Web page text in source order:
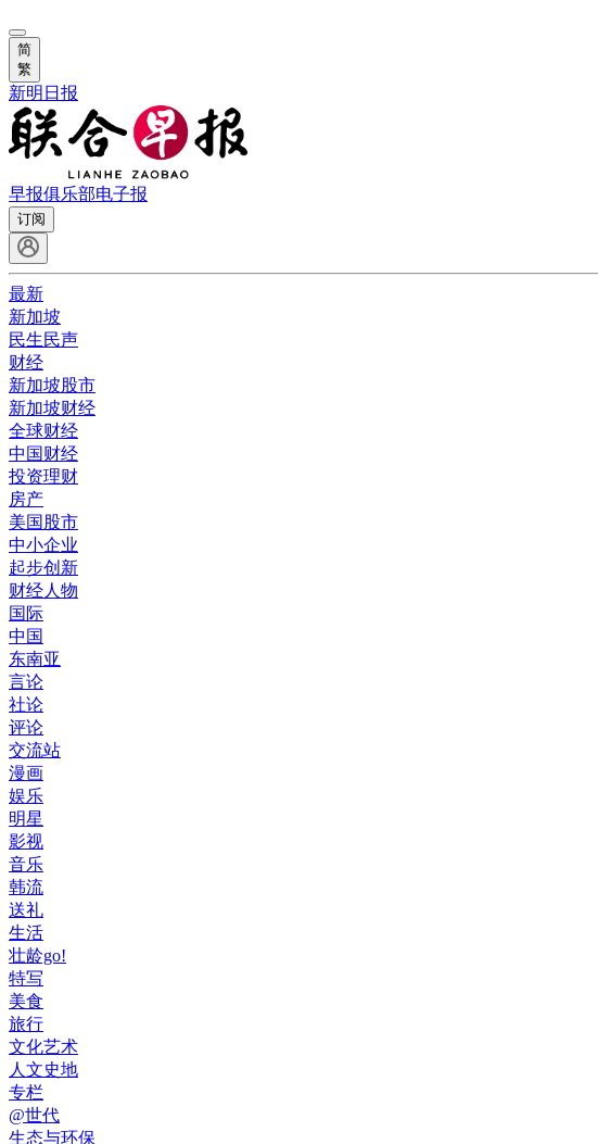
简
繁
新明日报
早报俱乐部电子报
订阅
最新
新加坡
民生民声
财经
新加坡股市
新加坡财经
全球财经
中国财经
投资理财
房产
美国股市
中小企业
起步创新
财经人物
国际
中国
东南亚
言论
社论
评论
交流站
漫画
娱乐
明星
影视
音乐
韩流
送礼
生活
壮龄go!
特写
美食
旅行
文化艺术
人文史地
专栏
@世代
生态与环保